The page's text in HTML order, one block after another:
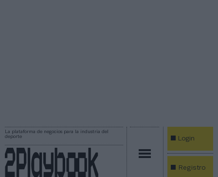
La plataforma de negocios para la industria del
deporte
Login
Registro